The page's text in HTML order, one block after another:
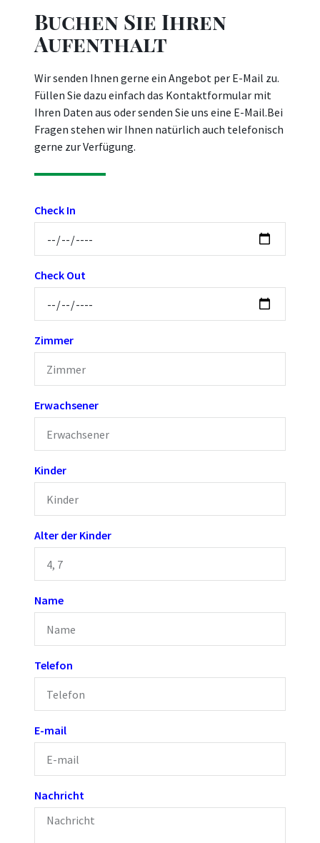
Buchen Sie Ihren
Aufenthalt
Wir senden Ihnen gerne ein Angebot per E-Mail zu.
Füllen Sie dazu einfach das Kontaktformular mit
Ihren Daten aus oder senden Sie uns eine E-Mail.Bei
Fragen stehen wir Ihnen natürlich auch telefonisch
gerne zur Verfügung.
Check In
Check Out
Zimmer
Erwachsener
Kinder
Alter der Kinder
Name
Telefon
E-mail
Nachricht